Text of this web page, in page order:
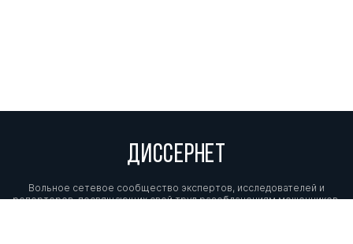
ДИССЕРНЕТ
Вольное сетевое сообщество экспертов, исследователей и
репортеров, посвящающих свой труд разоблачениям мошенников,